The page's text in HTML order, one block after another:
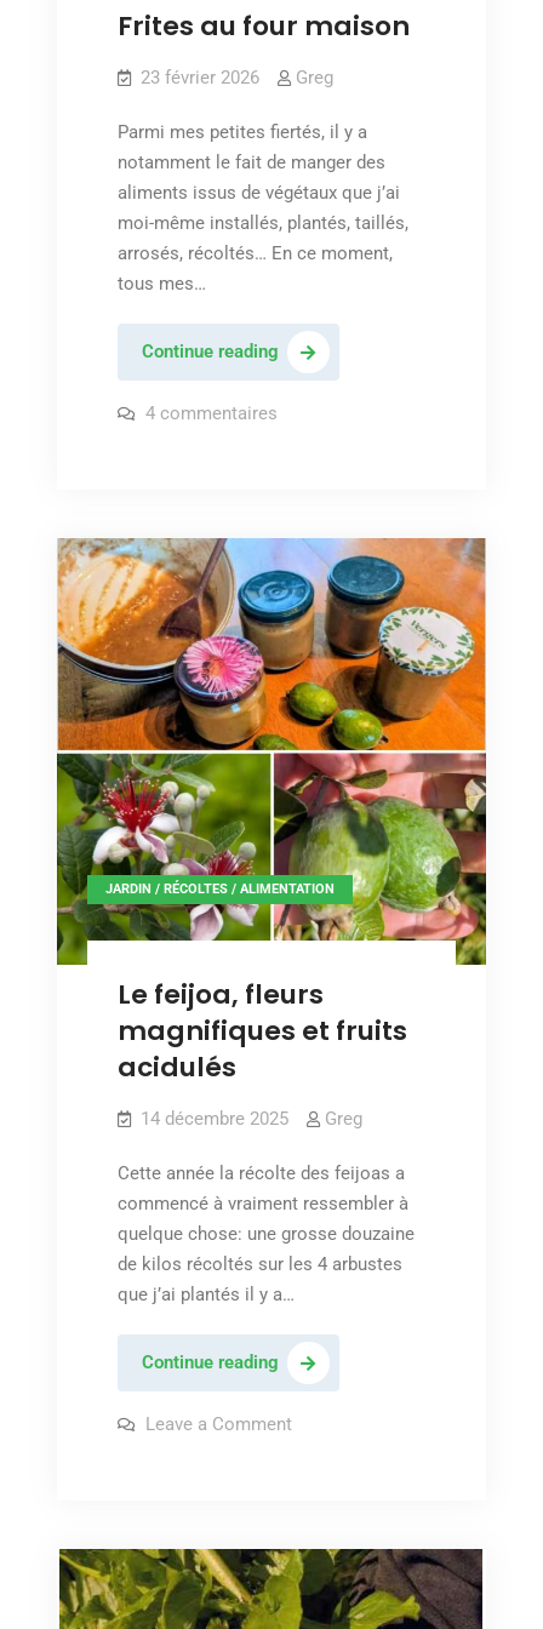
Frites au four maison
23 février 2026 Greg
Parmi mes petites fiertés, il y a
notamment le fait de manger des
aliments issus de végétaux que j’ai
moi-même installés, plantés, taillés,
arrosés, récoltés… En ce moment,
tous mes…
Continue readingFrites
au
4 commentairessur
JARDIN / RÉCOLTES / ALIMENTATION
Le feijoa, fleurs
magnifiques et fruits
acidulés
14 décembre 2025 Greg
Cette année la récolte des feijoas a
commencé à vraiment ressembler à
quelque chose: une grosse douzaine
de kilos récoltés sur les 4 arbustes
que j’ai plantés il y a…
Continue readingLe
feijoa,
fleurs
Leave a Commenton
acidulés